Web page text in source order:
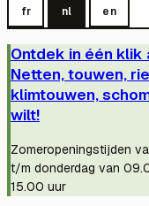
fr nl en
Ontdek in één
Netten, touwen,
klimtouwen,
wilt!
Zomeropeningstijden
t/m donderdag van
15.00 uur